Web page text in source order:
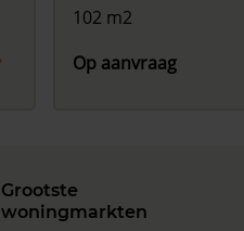
102 m2
Op aanvraag
Grootste
woningmarkten